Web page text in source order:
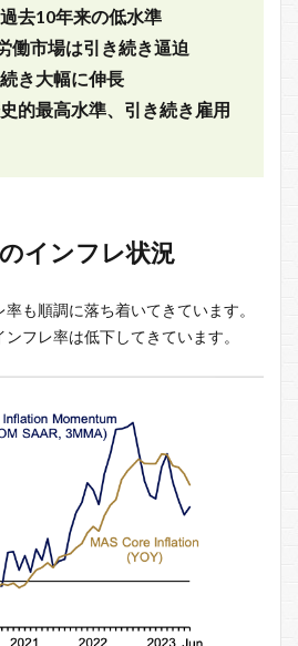
去10年来の低水準
働市場は引き続き逼迫
き大幅に伸長
的最高水準、引き続き雇用
インフレ状況
も順調に落ち着いてきています。
フレ率は低下してきています。